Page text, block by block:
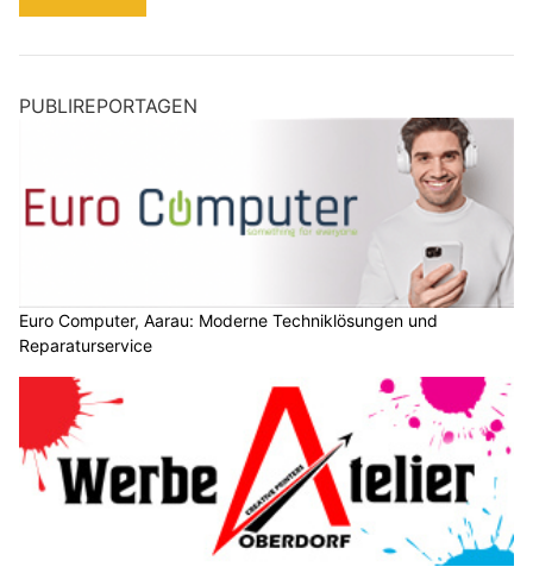
PUBLIREPORTAGEN
Euro Computer, Aarau: Moderne Techniklösungen und
Reparaturservice